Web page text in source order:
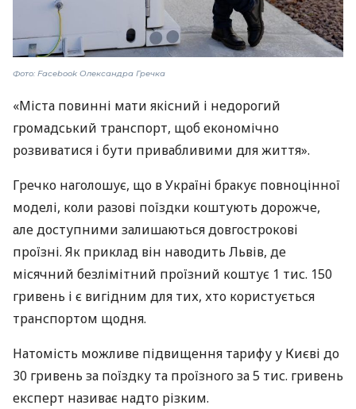
Фото: Facebook Олександра Гречка
«Міста повинні мати якісний і недорогий
громадський транспорт, щоб економічно
розвиватися і бути привабливими для життя».
Гречко наголошує, що в Україні бракує повноцінної
моделі, коли разові поїздки коштують дорожче,
але доступними залишаються довгострокові
проїзні. Як приклад він наводить Львів, де
місячний безлімітний проїзний коштує 1 тис. 150
гривень і є вигідним для тих, хто користується
транспортом щодня.
Натомість можливе підвищення тарифу у Києві до
30 гривень за поїздку та проїзного за 5 тис. гривень
експерт називає надто різким.